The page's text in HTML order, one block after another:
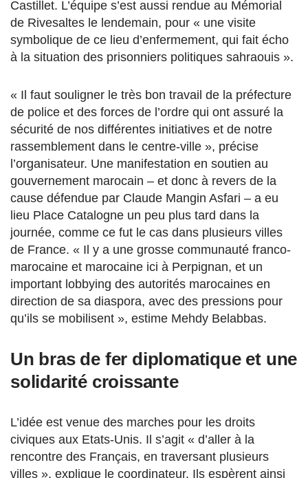
Castillet. L’équipe s’est aussi rendue au Mémorial
de Rivesaltes le lendemain, pour « une visite
symbolique de ce lieu d’enfermement, qui fait écho
à la situation des prisonniers politiques sahraouis ».
« Il faut souligner le très bon travail de la préfecture
de police et des forces de l’ordre qui ont assuré la
sécurité de nos différentes initiatives et de notre
rassemblement dans le centre-ville », précise
l’organisateur. Une manifestation en soutien au
gouvernement marocain – et donc à revers de la
cause défendue par Claude Mangin Asfari – a eu
lieu Place Catalogne un peu plus tard dans la
journée, comme ce fut le cas dans plusieurs villes
de France. « Il y a une grosse communauté franco-
marocaine et marocaine ici à Perpignan, et un
important lobbying des autorités marocaines en
direction de sa diaspora, avec des pressions pour
qu’ils se mobilisent », estime Mehdy Belabbas.
Un bras de fer diplomatique et une
solidarité croissante
L’idée est venue des marches pour les droits
civiques aux Etats-Unis. Il s’agit « d’aller à la
rencontre des Français, en traversant plusieurs
villes », explique le coordinateur. Ils espèrent ainsi